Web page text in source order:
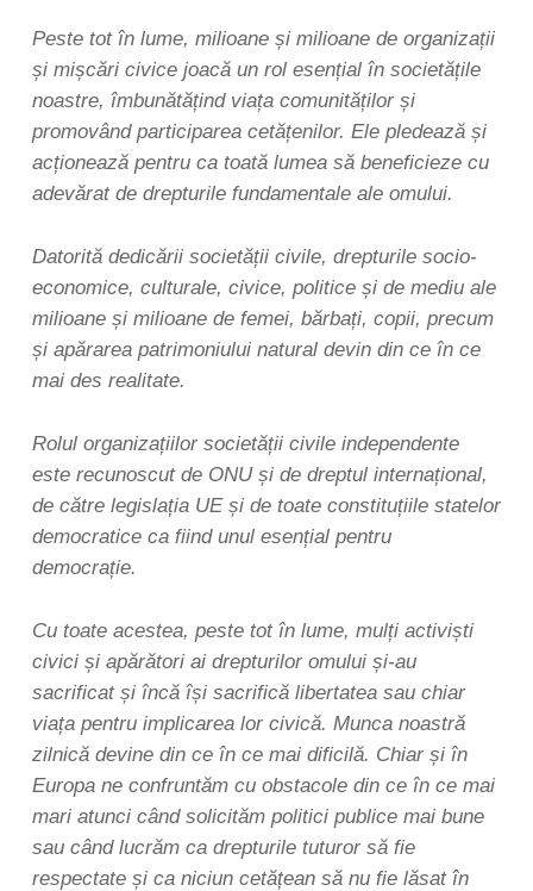
Peste tot în lume, milioane și milioane de organizații
și mișcări civice joacă un rol esențial în societățile
noastre, îmbunătățind viața comunităților și
promovând participarea cetățenilor. Ele pledează și
acționează pentru ca toată lumea să beneficieze cu
adevărat de drepturile fundamentale ale omului.
Datorită dedicării societății civile, drepturile socio-
economice, culturale, civice, politice și de mediu ale
milioane și milioane de femei, bărbați, copii, precum
și apărarea patrimoniului natural devin din ce în ce
mai des realitate.
Rolul organizațiilor societății civile independente
este recunoscut de ONU și de dreptul internațional,
de către legislația UE și de toate constituțiile statelor
democratice ca fiind unul esențial pentru
democrație.
Cu toate acestea, peste tot în lume, mulți activiști
civici și apărători ai drepturilor omului și-au
sacrificat și încă își sacrifică libertatea sau chiar
viața pentru implicarea lor civică. Munca noastră
zilnică devine din ce în ce mai dificilă. Chiar și în
Europa ne confruntăm cu obstacole din ce în ce mai
mari atunci când solicităm politici publice mai bune
sau când lucrăm ca drepturile tuturor să fie
respectate și ca niciun cetățean să nu fie lăsat în